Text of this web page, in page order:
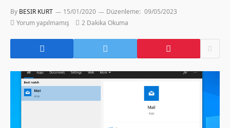
By BESIR KURT 15/01/2020 Düzenleme: 09/05/2023
Yorum yapılmamış
2 Dakika Okuma